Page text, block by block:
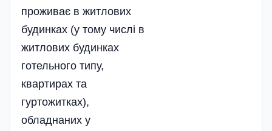
проживає в житлових
будинках (у тому числі в
житлових будинках
готельного типу,
квартирах та
гуртожитках),
обладнаних у